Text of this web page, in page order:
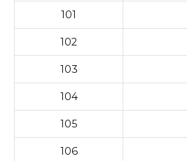
101
102
103
104
105
106